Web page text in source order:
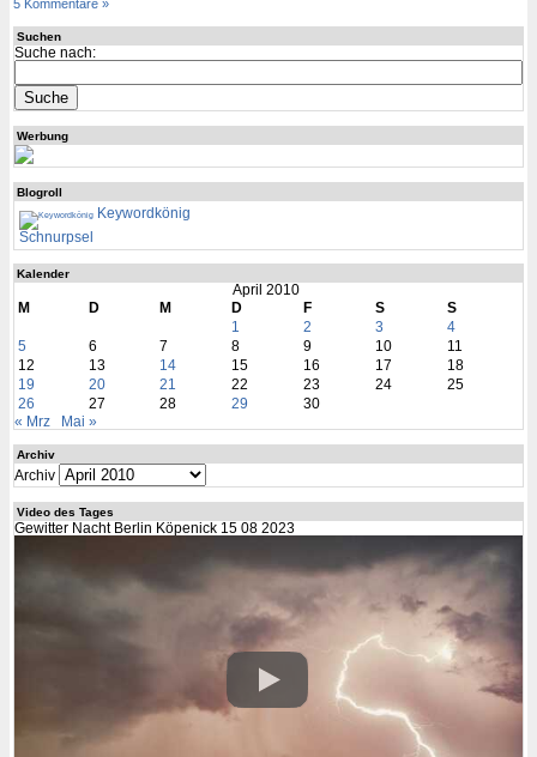
5 Kommentare »
Suchen
Suche nach:
Werbung
Blogroll
Keywordkönig
Schnurpsel
Kalender
April 2010
M
D M D F S
S
1
2 3
4
5
6 7 8 9 10
11
12
13 14 15 16 17
18
19
20 21 22 23 24
25
26
27 28 29
30
« Mrz
Mai »
Archiv
Archiv
Video des Tages
Gewitter Nacht Berlin Köpenick 15 08 2023